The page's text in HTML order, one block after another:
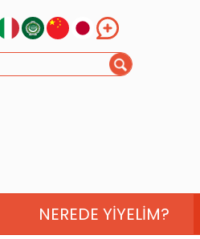
NEREDE YIYELIM?